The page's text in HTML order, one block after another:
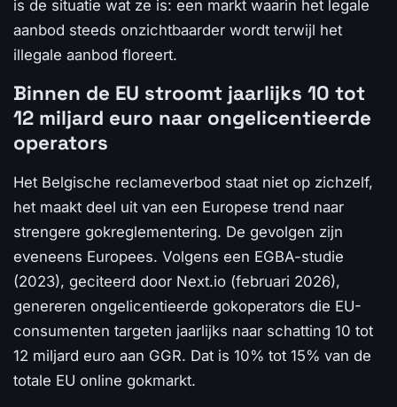
is de situatie wat ze is: een markt waarin het legale
aanbod steeds onzichtbaarder wordt terwijl het
illegale aanbod floreert.
Binnen de EU stroomt jaarlijks 10 tot
12 miljard euro naar ongelicentieerde
operators
Het Belgische reclameverbod staat niet op zichzelf,
het maakt deel uit van een Europese trend naar
strengere gokreglementering. De gevolgen zijn
eveneens Europees. Volgens een EGBA-studie
(2023), geciteerd door Next.io (februari 2026),
genereren ongelicentieerde gokoperators die EU-
consumenten targeten jaarlijks naar schatting 10 tot
12 miljard euro aan GGR. Dat is 10% tot 15% van de
totale EU online gokmarkt.